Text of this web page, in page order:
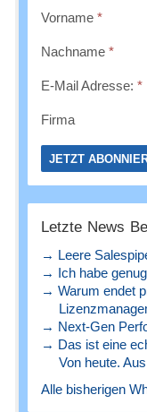
Vorname *
Nachname *
E-Mail Adresse: *
Firma
Letzte News
→ Leere
→ Ich habe
→ Warum endet
→ Next-Gen
→ Das ist eine
Von heute.
Alle bisherigen